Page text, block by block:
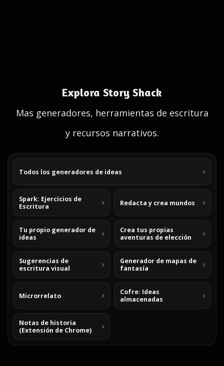
Explora Story Shack
Mas generadores, herramientas de escritura
y recursos narrativos.
Todos los generadores de ideas
Spark: Ejercicios de
Escritura
Redacta y crea mundos
Tu propio generador de
ideas
Crea tus propias
aventuras de elección
Sugerencias de
escritura visual
Generador de mapas de
fantasía
Microrrelato
Cofre: Ideas
almacenadas
Notas de historia
(Extensión de Chrome)